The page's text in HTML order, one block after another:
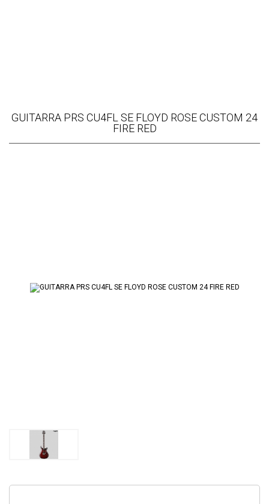
GUITARRA PRS CU4FL SE FLOYD ROSE CUSTOM 24
FIRE RED